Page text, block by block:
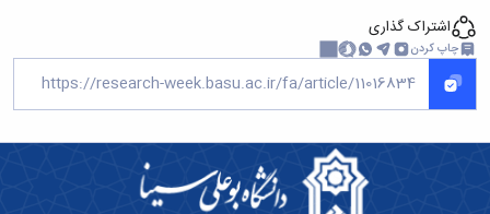
اشتراک گذاری
چاپ کردن